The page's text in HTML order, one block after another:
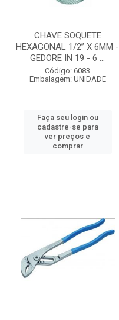
CHAVE SOQUETE
HEXAGONAL 1/2” X 6MM -
GEDORE IN 19 - 6 ...
Código: 6083
Embalagem: UNIDADE
Faça seu login ou
cadastre-se para
ver preços e
comprar